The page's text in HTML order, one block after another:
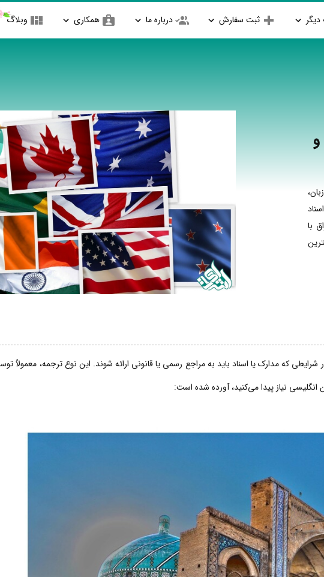
ثبت سفارش درباره ما همکاری وبلاگ
با
که مدارک یا اسناد باید به مراجع رسمی یا قانونی ارائه شوند. این نوع ترجمه، معمولاً
نیاز پیدا می‌کنید، آورده شده است: